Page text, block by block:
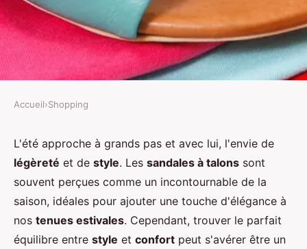
SHOPPING
Comment porter des sandales à
talons l'été sans compromettre le
confort ?
Elsa •4 juin 2024•7 min de lecture
Accueil›Shopping
L'été approche à grands pas et avec lui, l'envie de
légèreté et de style. Les sandales à talons sont
souvent perçues comme un incontournable de la
saison, idéales pour ajouter une touche d'élégance à
nos tenues estivales. Cependant, trouver le parfait
équilibre entre style et confort peut s'avérer être un